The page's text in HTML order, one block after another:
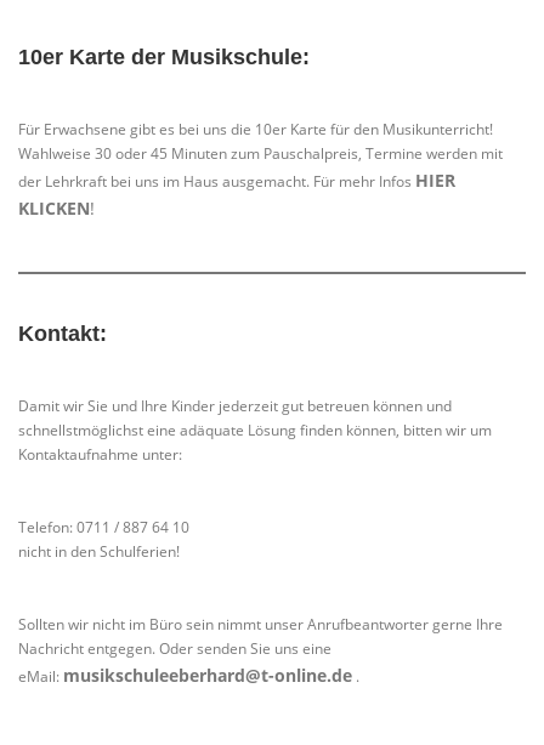
10er Karte der Musikschule:
Für Erwachsene gibt es bei uns die 10er Karte für den Musikunterricht!
Wahlweise 30 oder 45 Minuten zum Pauschalpreis, Termine werden mit
der Lehrkraft bei uns im Haus ausgemacht. Für mehr Infos HIER
KLICKEN!
Kontakt:
Damit wir Sie und Ihre Kinder jederzeit gut betreuen können und
schnellstmöglichst eine adäquate Lösung finden können, bitten wir um
Kontaktaufnahme unter:
Telefon: 0711 / 887 64 10
nicht in den Schulferien!
Sollten wir nicht im Büro sein nimmt unser Anrufbeantworter gerne Ihre
Nachricht entgegen. Oder senden Sie uns eine
eMail: musikschuleeberhard@t-online.de .